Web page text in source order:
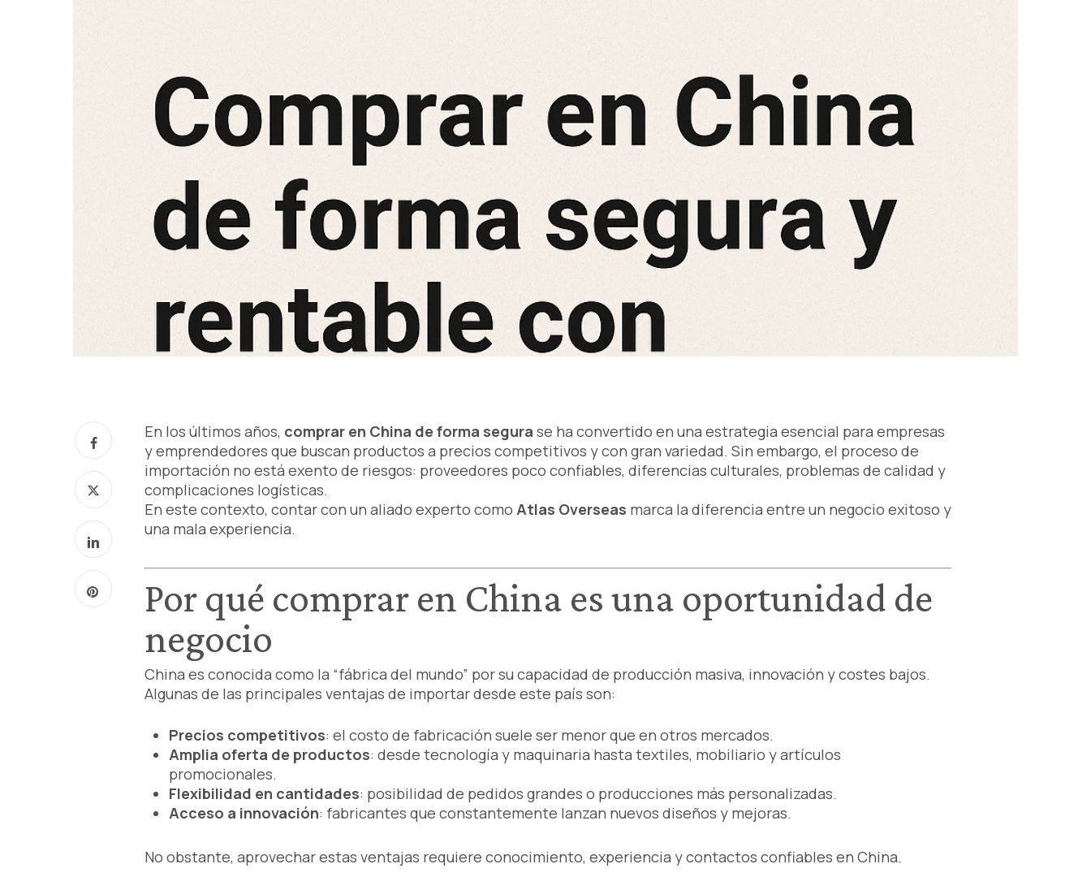
En los últimos años, comprar en China de forma segura se ha convertido en una estrategia esencial para empresas
y emprendedores que buscan productos a precios competitivos y con gran variedad. Sin embargo, el proceso de
importación no está exento de riesgos: proveedores poco confiables, diferencias culturales, problemas de calidad y
complicaciones logísticas.
En este contexto, contar con un aliado experto como Atlas Overseas marca la diferencia entre un negocio exitoso y
una mala experiencia.
Por qué comprar en China es una oportunidad de
negocio
China es conocida como la “fábrica del mundo” por su capacidad de producción masiva, innovación y costes bajos.
Algunas de las principales ventajas de importar desde este país son:
Precios competitivos: el costo de fabricación suele ser menor que en otros mercados.
Amplia oferta de productos: desde tecnología y maquinaria hasta textiles, mobiliario y artículos
promocionales.
Flexibilidad en cantidades: posibilidad de pedidos grandes o producciones más personalizadas.
Acceso a innovación: fabricantes que constantemente lanzan nuevos diseños y mejoras.
No obstante, aprovechar estas ventajas requiere conocimiento, experiencia y contactos confiables en China.